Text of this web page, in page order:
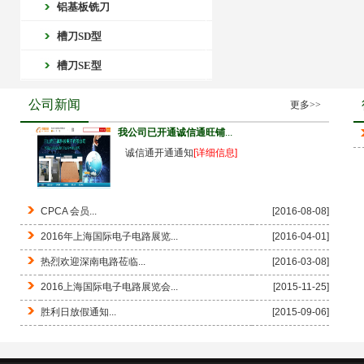
铝基板铣刀
槽刀SD型
槽刀SE型
公司新闻 更多>>
我公司已开通诚信通旺铺...
诚信通开通通知[详细信息]
CPCA 会员... [2016-08-08]
2016年上海国际电子电路展览... [2016-04-01]
热烈欢迎深南电路莅临... [2016-03-08]
2016上海国际电子电路展览会... [2015-11-25]
胜利日放假通知... [2015-09-06]